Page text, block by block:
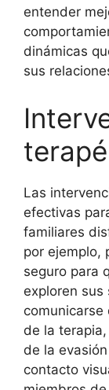
entender
dinámicas
sus
Las
efectivas
familiares
por ejemplo,
seguro para
exploren sus
de la
de la
contacto